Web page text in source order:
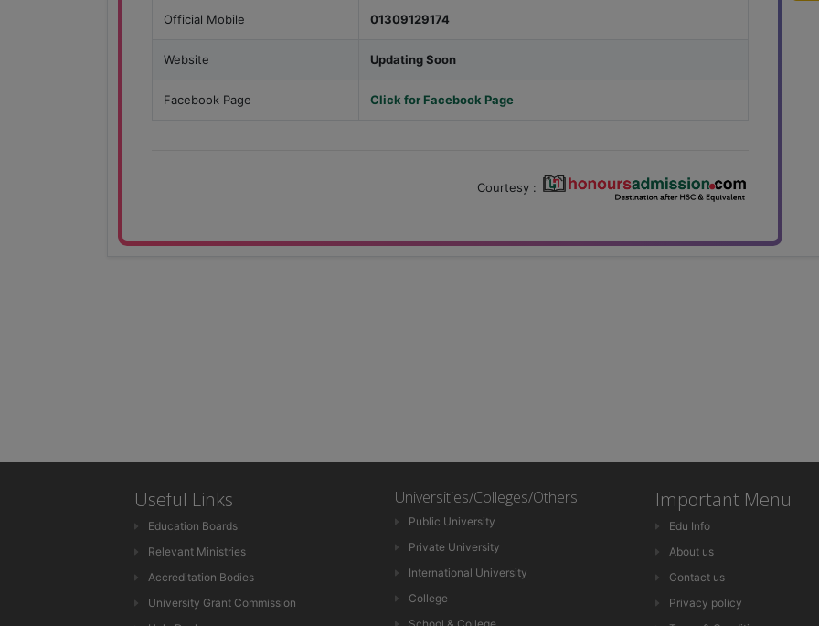
Official Mobile 01309129174
Website Updating Soon
Facebook Page Click for Facebook Page
Courtesy :
Useful Links
Education Boards
Relevant Ministries
Accreditation Bodies
University Grant Commission
Universities/Colleges/Others
Public University
Private University
International University
College
Important Menu
Edu Info
About us
Contact us
Privacy policy